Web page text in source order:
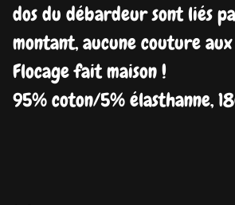
dos du débardeur sont liés
montant, aucune couture
Flocage fait maison !
95% coton/5% élasthanne,